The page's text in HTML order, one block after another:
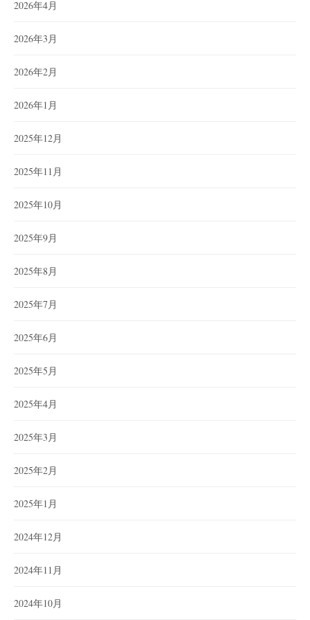
2026年4月
2026年3月
2026年2月
2026年1月
2025年12月
2025年11月
2025年10月
2025年9月
2025年8月
2025年7月
2025年6月
2025年5月
2025年4月
2025年3月
2025年2月
2025年1月
2024年12月
2024年11月
2024年10月